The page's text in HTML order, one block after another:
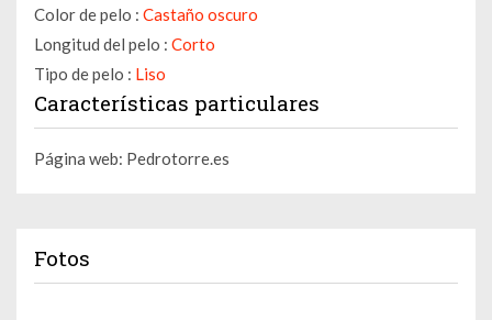
Color de pelo : Castaño oscuro
Longitud del pelo : Corto
Tipo de pelo : Liso
Características particulares
Página web: Pedrotorre.es
Fotos